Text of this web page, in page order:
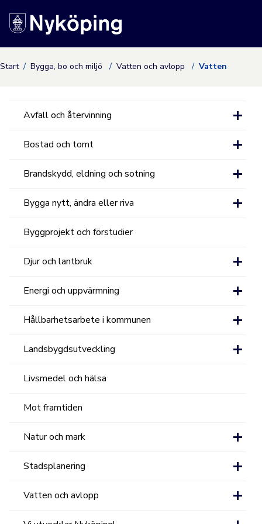
Nyköpings
Start Bygga, bo och miljö Vatten och avlopp Vatten
Avfall och återvinning
Bostad och tomt
Brandskydd, eldning och sotning
Bygga nytt, ändra eller riva
Byggprojekt och förstudier
Djur och lantbruk
Energi och uppvärmning
Hållbarhetsarbete i kommunen
Landsbygdsutveckling
Livsmedel och hälsa
Mot framtiden
Natur och mark
Stadsplanering
Vatten och avlopp